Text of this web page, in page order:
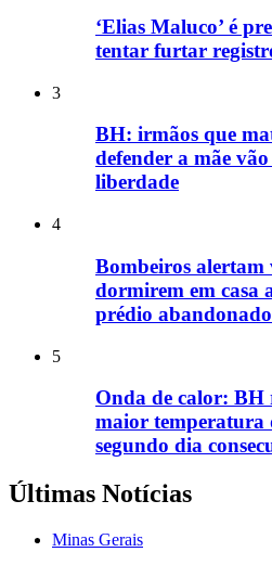
‘Elias Maluco’ é
tentar furtar
3
BH: irmãos que
defender a mãe
liberdade
4
Bombeiros alertam
dormirem em casa
prédio
5
Onda de calor: BH
maior temperatura
segundo dia
Últimas Notícias
Minas Gerais